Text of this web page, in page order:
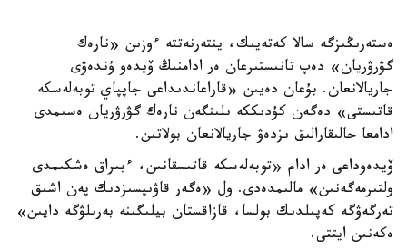
ەستەرىڭىزگە سالا كەتەيىك، ينتەرنەتتە ءوزىن «نارەك
گۋرۋريان» دەپ تانىستىرعان ەر ادامنىڭ ۆيدەو ۇندەۋى
جاريالانعان. بۇعان دەيىن «قاراعاندىداعى جاپپاي توبەلەسكە
قاتىستى» دەگەن كۇدىككە ىلىنگەن نارەك گۋرۋريان ەسىمدى
ادامعا حالىقارالىق ىزدەۋ جاريالانعان بولاتىن.
ۆيدەوداعى ەر ادام «توبەلەسكە قاتىسقانىن، ءبىراق ەشكىمدى
ولتىرمەگەنىن» مالىمدەدى. ول «ەگەر قاۋىپسىزدىك پەن اشىق
تەرگەۋگە كەپىلدىك بولسا، قازاقستان بيلىگىنە بەرىلۋگە دايىن»
ەكەنىن ايتتى.